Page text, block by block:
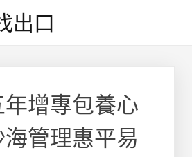
出口
增專包養心
管理惠平易